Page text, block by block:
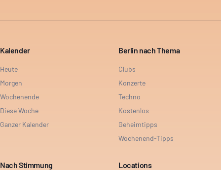
Kalender
Heute
Morgen
Wochenende
Diese Woche
Ganzer Kalender
Berlin nach Thema
Clubs
Konzerte
Techno
Kostenlos
Geheimtipps
Wochenend-Tipps
Nach Stimmung Locations